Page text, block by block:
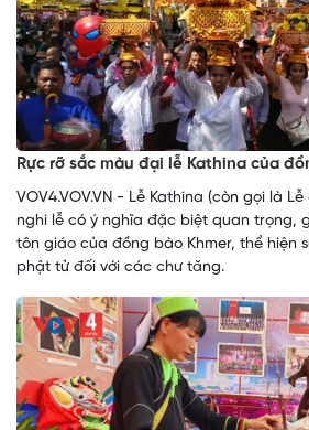
Rực rỡ sắc màu đại lễ Kathina của
VOV4.VOV.VN - Lễ Kathina (còn gọi là
nghi lễ có ý nghĩa đặc biệt quan trọng,
tôn giáo của đồng bào Khmer, thể hiện
phật tử đối với các chư tăng.